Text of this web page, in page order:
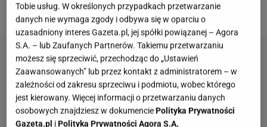
znanych nazwisk.
Tobie usług. W określonych przypadkach przetwarzanie
danych nie wymaga zgody i odbywa się w oparciu o
uzasadniony interes Gazeta.pl, jej spółki powiązanej – Agora
S.A. – lub Zaufanych Partnerów. Takiemu przetwarzaniu
możesz się sprzeciwić, przechodząc do „Ustawień
Zaawansowanych” lub przez kontakt z administratorem – w
zależności od zakresu sprzeciwu i podmiotu, wobec którego
jest kierowany. Więcej informacji o przetwarzaniu danych
osobowych znajdziesz w dokumenciePolityka Prywatności
Gazeta.pl iPolityka Prywatności Agora S.A.